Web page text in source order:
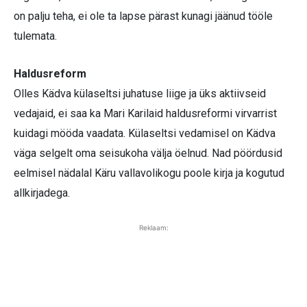
on palju teha, ei ole ta lapse pärast kunagi jäänud tööle
tulemata.
Haldusreform
Olles Kädva külaseltsi juhatuse liige ja üks aktiivseid
vedajaid, ei saa ka Mari Karilaid haldusreformi virvarrist
kuidagi mööda vaadata. Külaseltsi vedamisel on Kädva
väga selgelt oma seisukoha välja öelnud. Nad pöördusid
eelmisel nädalal Käru vallavolikogu poole kirja ja kogutud
allkirjadega.
Reklaam: